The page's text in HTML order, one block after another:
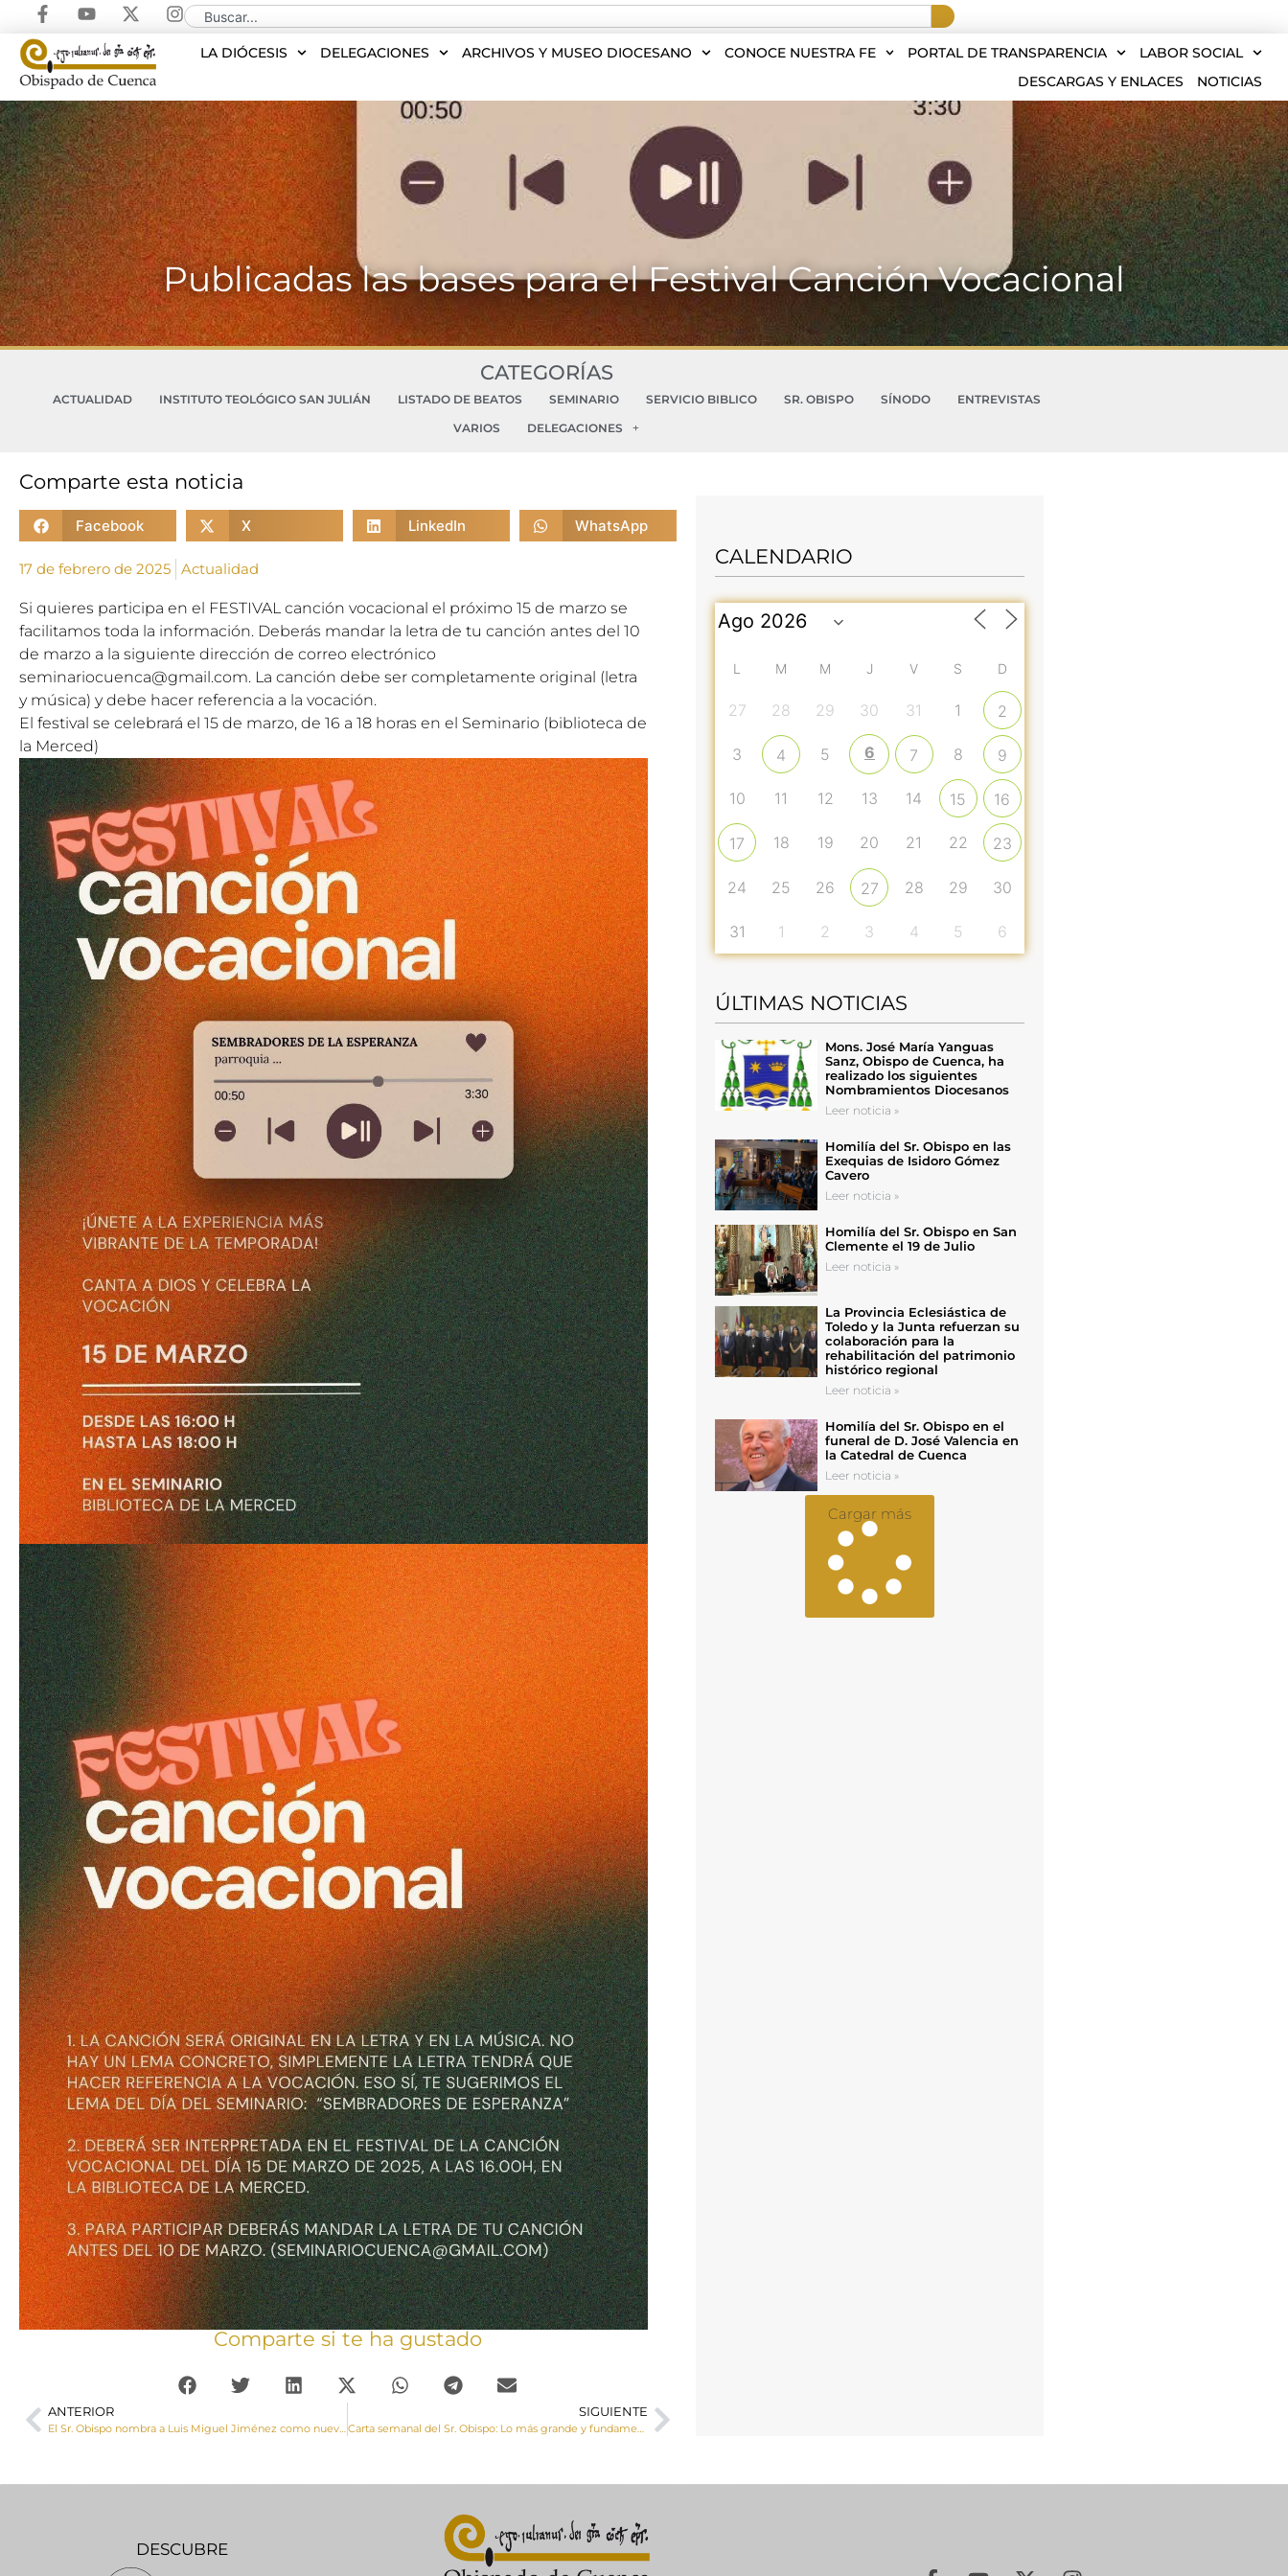
LA DIÓCESIS DELEGACIONES ARCHIVOS Y MUSEO DIOCESANO CONOCE NUESTRA FE PORTAL DE TRANSPARENCIA
LABOR SOCIAL
DESCARGAS Y ENLACES
NOTICIAS
Publicadas las bases para el Festival Canción Vocacional
CATEGORÍAS
ACTUALIDAD INSTITUTO TEOLÓGICO SAN JULIÁN LISTADO DE BEATOS SEMINARIO SERVICIO BIBLICO SR. OBISPO SÍNODO
ENTREVISTAS
VARIOS
DELEGACIONES
Comparte esta noticia
Facebook X LinkedIn WhatsApp
17 de febrero de 2025 Actualidad
Si quieres participa en el FESTIVAL canción vocacional el próximo 15 de marzo se
facilitamos toda la información. Deberás mandar la letra de tu canción antes del 10
de marzo a la siguiente dirección de correo electrónico
seminariocuenca@gmail.com. La canción debe ser completamente original (letra
y música) y debe hacer referencia a la vocación.
El festival se celebrará el 15 de marzo, de 16 a 18 horas en el Seminario (biblioteca de
la Merced)
Comparte si te ha gustado
ANTERIOR
El Sr. Obispo nombra a Luis Miguel Jiménez como nuevo director de Cáritas Diocesana de Cuenca
SIGUIENTE
Carta semanal del Sr. Obispo: Lo más grande y fundamental
CALENDARIO
L M M J V S D
27 28 29 30 31 1 2
3 4 5 6 7 8 9
10 11 12 13 14 15 16
17 18 19 20 21 22 23
24 25 26 27 28 29 30
31 1 2 3 4 5 6
ÚLTIMAS NOTICIAS
Mons. José María Yanguas
Sanz, Obispo de Cuenca, ha
realizado los siguientes
Nombramientos Diocesanos
Leer noticia »
Homilía del Sr. Obispo en las
Exequias de Isidoro Gómez
Cavero
Leer noticia »
Homilía del Sr. Obispo en San
Clemente el 19 de Julio
Leer noticia »
La Provincia Eclesiástica de
Toledo y la Junta refuerzan su
colaboración para la
rehabilitación del patrimonio
histórico regional
Leer noticia »
Homilía del Sr. Obispo en el
funeral de D. José Valencia en
la Catedral de Cuenca
Leer noticia »
Cargar más
DESCUBRE